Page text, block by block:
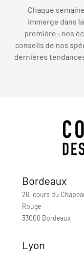
Chaque
immerge dans
première : nos
conseils de nos
dernières
Bordeaux
26, cours du
Rouge
33000 Bordeaux
Lyon